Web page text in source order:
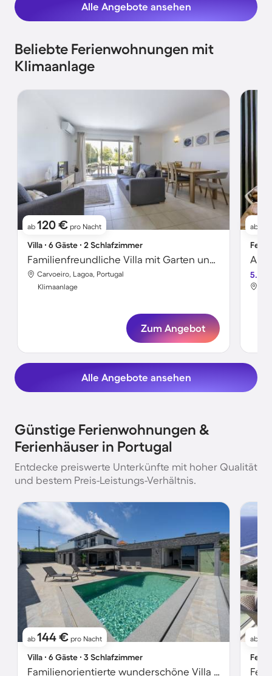
Alle Angebote ansehen
Beliebte Ferienwohnungen mit
Klimaanlage
ab 120 € pro Nacht
Villa ∙ 6 Gäste ∙ 2 Schlafzimmer
Familienfreundliche Villa mit Garten und Pool
Carvoeiro, Lagoa, Portugal
Klimaanlage
Zum Angebot
ab
5.0
Alle Angebote ansehen
Günstige Ferienwohnungen &
Ferienhäuser in Portugal
Entdecke preiswerte Unterkünfte mit hoher Qualität
und bestem Preis-Leistungs-Verhältnis.
ab 144 € pro Nacht
Villa ∙ 6 Gäste ∙ 3 Schlafzimmer
Familienorientierte wunderschöne Villa mit privatem Pool, schnellem Internet und Grill
ab